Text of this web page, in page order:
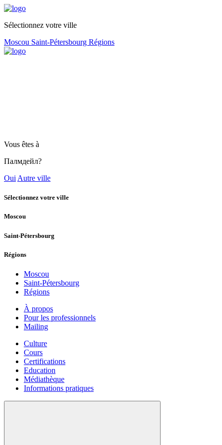
Sélectionnez votre ville
Moscou Saint-Pétersbourg Régions
Vous êtes à
Палмдейл?
Oui Autre ville
Sélectionnez votre ville
Moscou
Saint-Pétersbourg
Régions
Moscou
Saint-Pétersbourg
Régions
À propos
Pour les professionnels
Mailing
Culture
Cours
Certifications
Education
Médiathèque
Informations pratiques